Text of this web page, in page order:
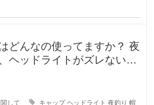
んなの使ってますか？ 夜
ヘッドライトがズレないよ
して キャップ ヘッドライト 夜釣り 帽